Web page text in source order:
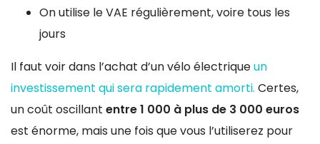
On utilise le VAE régulièrement, voire tous les
jours
Il faut voir dans l’achat d’un vélo électriqueun
investissement qui sera rapidement amorti. Certes,
un coût oscillant entre 1 000 à plus de 3 000 euros
est énorme, mais une fois que vous l’utiliserez pour